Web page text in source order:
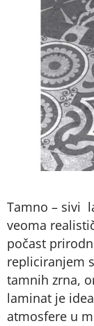
Tamno – sivi
veoma
počast
repliciranjem
tamnih zrna,
laminat je
atmosfere u